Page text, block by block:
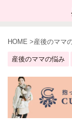
HOME >産後のママ
産後のママの悩み